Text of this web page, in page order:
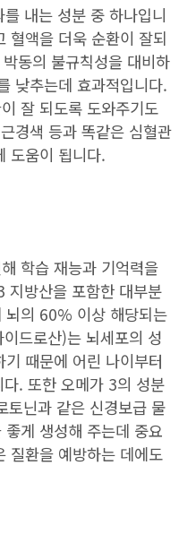
내는 성분 중 하나입니
혈액을 더욱 순환이 잘되
동의 불규칙성을 대비하
낮추는데 효과적입니다.
잘 되도록 도와주기도
경색 등과 똑같은 심혈관
도움이 됩니다.
학습 재능과 기억력을
지방산을 포함한 대부분
뇌의 60% 이상 해당되는
드로산)는 뇌세포의 성
때문에 어린 나이부터
. 또한 오메가 3의 성분
토닌과 같은 신경보급 물
게 생성해 주는데 중요
질환을 예방하는 데에도